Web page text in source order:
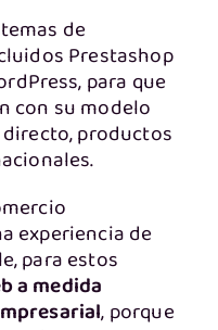
de
Prestashop
para que
con su modelo
productos
experiencia de
para estos
a medida
, porque